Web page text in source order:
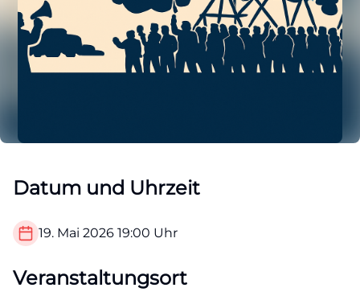
Datum und Uhrzeit
19. Mai 2026 19:00 Uhr
Veranstaltungsort